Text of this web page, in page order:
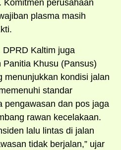
Komitmen perusahaan
plasma masih
Kaltim juga
Khusu (Pansus)
menunjukkan kondisi jalan
standar
pengawasan dan pos jaga
rawan kecelakaan.
lalu lintas di jalan
tidak berjalan,” ujar